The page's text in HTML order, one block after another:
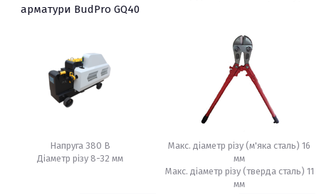
арматури BudPro GQ40
Напруга 380 В
Діаметр різу 8-32 мм
Макс. діаметр різу (м'яка сталь) 16
мм
Макс. діаметр різу (тверда сталь) 11
мм